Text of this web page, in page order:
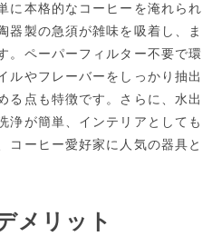
に本格的なコーヒーを淹れられ
器製の急須が雑味を吸着し、ま
。ペーパーフィルター不要で環
ルやフレーバーをしっかり抽出
る点も特徴です。さらに、水出
浄が簡単、インテリアとしても
コーヒー愛好家に人気の器具と
メリット